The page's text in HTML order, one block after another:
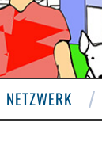
NETZWERK